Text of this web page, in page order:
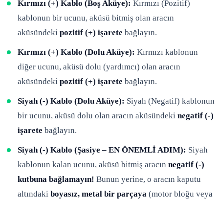
Kırmızı (+) Kablo (Boş Aküye): Kırmızı (Pozitif)
kablonun bir ucunu, aküsü bitmiş olan aracın
aküsündeki pozitif (+) işarete bağlayın.
Kırmızı (+) Kablo (Dolu Aküye): Kırmızı kablonun
diğer ucunu, aküsü dolu (yardımcı) olan aracın
aküsündeki pozitif (+) işarete bağlayın.
Siyah (-) Kablo (Dolu Aküye): Siyah (Negatif) kablonun
bir ucunu, aküsü dolu olan aracın aküsündeki negatif (-)
işarete bağlayın.
Siyah (-) Kablo (Şasiye – EN ÖNEMLİ ADIM): Siyah
kablonun kalan ucunu, aküsü bitmiş aracın negatif (-)
kutbuna bağlamayın! Bunun yerine, o aracın kaputu
altındaki boyasız, metal bir parçaya (motor bloğu veya